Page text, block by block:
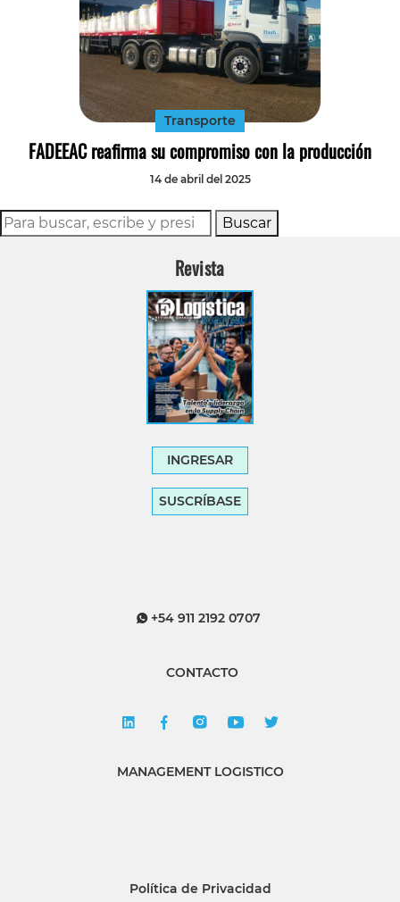
Transporte
FADEEAC reafirma su compromiso con la producción
14 de abril del 2025
Buscar
Revista
INGRESAR
SUSCRÍBASE
+54 911 2192 0707
CONTACTO
MANAGEMENT LOGISTICO
Política de Privacidad